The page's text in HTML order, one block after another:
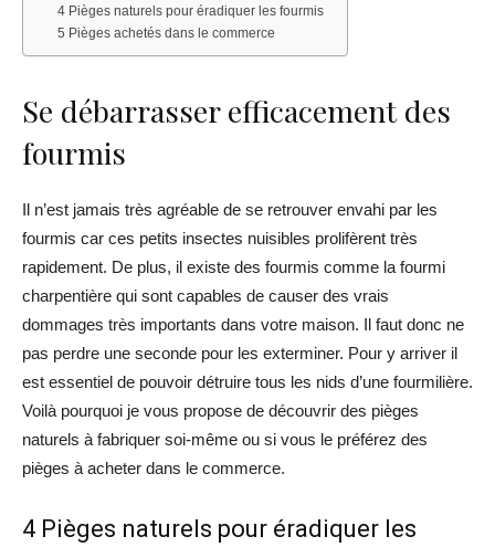
4 Pièges naturels pour éradiquer les fourmis
5 Pièges achetés dans le commerce
Se débarrasser efficacement des
fourmis
Il n’est jamais très agréable de se retrouver envahi par les
fourmis car ces petits insectes nuisibles prolifèrent très
rapidement. De plus, il existe des fourmis comme la fourmi
charpentière qui sont capables de causer des vrais
dommages très importants dans votre maison. Il faut donc ne
pas perdre une seconde pour les exterminer. Pour y arriver il
est essentiel de pouvoir détruire tous les nids d’une fourmilière.
Voilà pourquoi je vous propose de découvrir des pièges
naturels à fabriquer soi-même ou si vous le préférez des
pièges à acheter dans le commerce.
4 Pièges naturels pour éradiquer les